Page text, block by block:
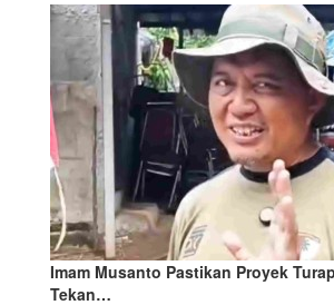
Imam Musanto Pastikan Proyek
Tekan…